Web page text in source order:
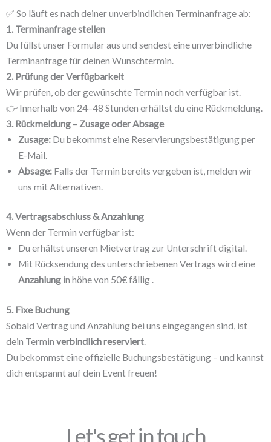
✅ So läuft es nach deiner unverbindlichen Terminanfrage ab:
1. Terminanfrage stellen
Du füllst unser Formular aus und sendest eine unverbindliche
Terminanfrage für deinen Wunschtermin.
2. Prüfung der Verfügbarkeit
Wir prüfen, ob der gewünschte Termin noch verfügbar ist.
👉 Innerhalb von 24–48 Stunden erhältst du eine Rückmeldung.
3. Rückmeldung – Zusage oder Absage
Zusage: Du bekommst eine Reservierungsbestätigung per
E-Mail.
Absage: Falls der Termin bereits vergeben ist, melden wir
uns mit Alternativen.
4. Vertragsabschluss & Anzahlung
Wenn der Termin verfügbar ist:
Du erhältst unseren Mietvertrag zur Unterschrift digital.
Mit Rücksendung des unterschriebenen Vertrags wird eine
Anzahlung in höhe von 50€ fällig .
5. Fixe Buchung
Sobald Vertrag und Anzahlung bei uns eingegangen sind, ist
dein Termin verbindlich reserviert
Du bekommst eine offizielle Buchungsbestätigung – und kannst
dich entspannt auf dein Event freuen!
Let's get in touch